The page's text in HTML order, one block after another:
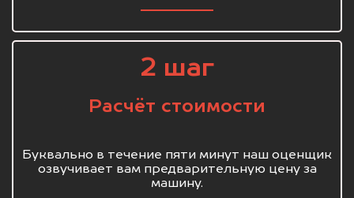
2 шаг
Расчёт стоимости
Буквально в течение пяти минут наш оценщик
озвучивает вам предварительную цену за
машину.